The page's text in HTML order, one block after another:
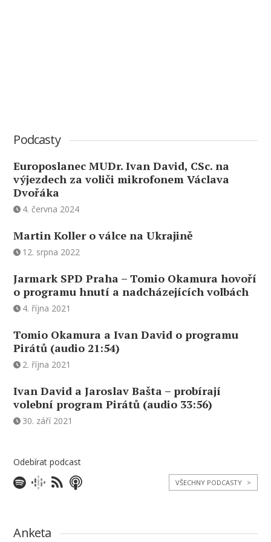
Podcasty
Europoslanec MUDr. Ivan David, CSc. na
výjezdech za voliči mikrofonem Václava
Dvořáka
4. června 2024
Martin Koller o válce na Ukrajině
12. srpna 2022
Jarmark SPD Praha – Tomio Okamura hovoří
o programu hnutí a nadcházejících volbách
4. října 2021
Tomio Okamura a Ivan David o programu
Pirátů (audio 21:54)
2. října 2021
Ivan David a Jaroslav Bašta – probírají
volební program Pirátů (audio 33:56)
30. září 2021
Odebírat podcast
VŠECHNY PODCASTY >
Anketa